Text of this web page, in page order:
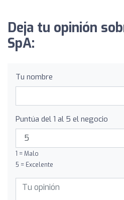
Deja tu opinión
SpA:
Tu nombre
Puntúa del 1 al 5 el negocio
1 = Malo
5 = Excelente